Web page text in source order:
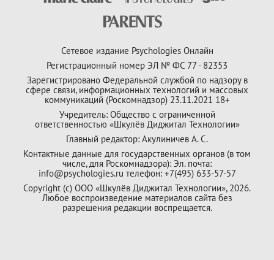
Сетевое издание Psychologies Онлайн
Регистрационный номер ЭЛ № ФС 77 - 82353
Зарегистрировано Федеральной службой по надзору в
сфере связи, информационных технологий и массовых
коммуникаций (Роскомнадзор) 23.11.2021 18+
Учредитель: Общество с ограниченной
ответственностью «Шкулёв Диджитал Технологии»
Главный редактор: Акулиничев А. С.
Контактные данные для государственных органов (в том
числе, для Роскомнадзора): Эл. почта:
info@psychologies.ru телефон: +7(495) 633-57-57
Copyright (с) ООО «Шкулёв Диджитал Технологии», 2026.
Любое воспроизведение материалов сайта без
разрешения редакции воспрещается.